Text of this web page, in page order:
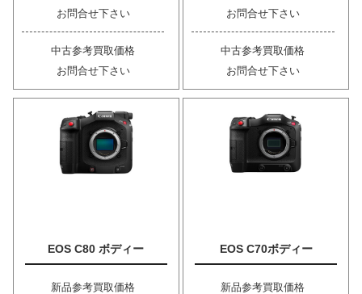
お問合せ下さい
中古参考買取価格
お問合せ下さい
お問合せ下さい
中古参考買取価格
お問合せ下さい
EOS C80 ボディー
新品参考買取価格
EOS C70ボディー
新品参考買取価格